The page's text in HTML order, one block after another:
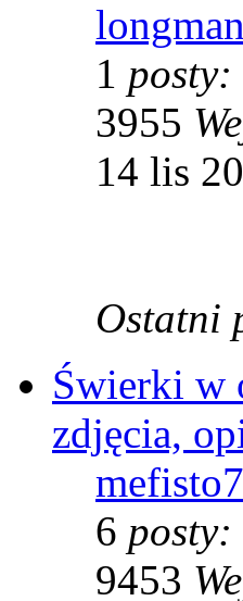
longman
1 posty:
3955
14 lis
Ostatni
Świerki w
zdjęcia,
6 posty:
9453